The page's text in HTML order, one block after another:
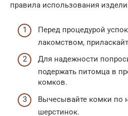
правила использования
Перед процедурой
лакомством,
Для надежности
подержать питомца в
комков.
Вычесывайте комки по
шерстинок.